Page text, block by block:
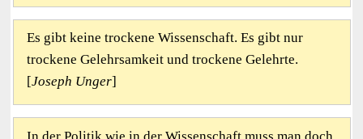
Es gibt keine trockene Wissenschaft. Es gibt nur
trockene Gelehrsamkeit und trockene Gelehrte.
[Joseph Unger]